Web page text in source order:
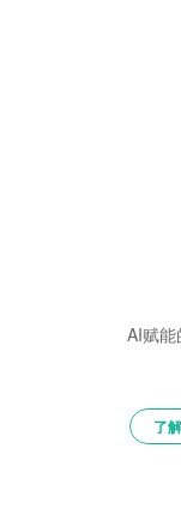
AI赋
了